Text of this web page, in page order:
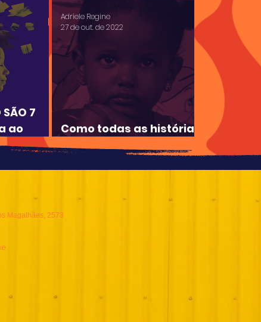
SÃO 7
ao
Negras!
Como todas as histórias
começam?
Adriele Regine
27 de out. de 2022
Magalhães, 2573